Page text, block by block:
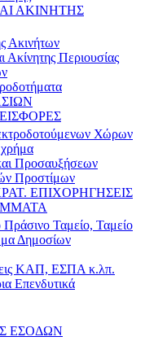
ΑΚΙΝΗΤΗΣ
Ακινήτων
Ακίνητης Περιουσίας
Χώρων
Προσαυξήσεων
Προστίμων
ΕΠΙΧΟΡΗΓΗΣΕΙΣ
Ταμείο, Ταμείο
Δημοσίων
ΚΑΠ, ΕΣΠΑ κ.λπ.
Επενδυτικά
ΕΣΟΔΩΝ